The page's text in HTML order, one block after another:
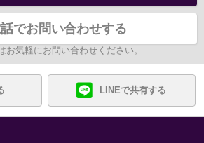
でお問い合わせする
お気軽にお問い合わせください。
LINEで共有する